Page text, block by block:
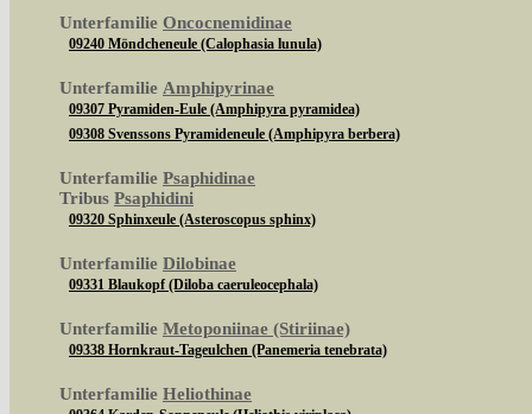
Unterfamilie Oncocnemidinae
09240 Möndcheneule (Calophasia lunula)
Unterfamilie Amphipyrinae
09307 Pyramiden-Eule (Amphipyra pyramidea)
09308 Svenssons Pyramideneule (Amphipyra berbera)
Unterfamilie Psaphidinae
Tribus Psaphidini
09320 Sphinxeule (Asteroscopus sphinx)
Unterfamilie Dilobinae
09331 Blaukopf (Diloba caeruleocephala)
Unterfamilie Metoponiinae (Stiriinae)
09338 Hornkraut-Tageulchen (Panemeria tenebrata)
Unterfamilie Heliothinae